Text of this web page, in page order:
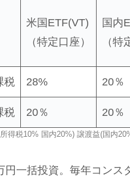
米国ETF(VT)
（特定口座）
国内
（特
税 28% 20％
税 20％ 20％
得税10% 国内20%) 譲渡益(国内
円一括投資。毎年コンス